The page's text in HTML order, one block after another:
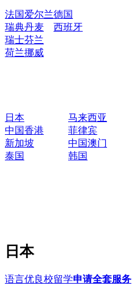
法国爱尔兰德国
瑞典丹麦
西班牙
瑞士芬兰
荷兰挪威
日本
马来西亚
中国香港
菲律宾
新加坡
中国澳门
泰国
韩国
日本
语言优良校留学申请全套服务